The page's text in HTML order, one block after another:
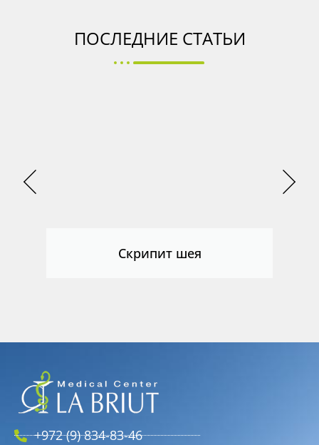
ПОСЛЕДНИЕ СТАТЬИ
Скрипит шея
+972 (9) 834-83-46